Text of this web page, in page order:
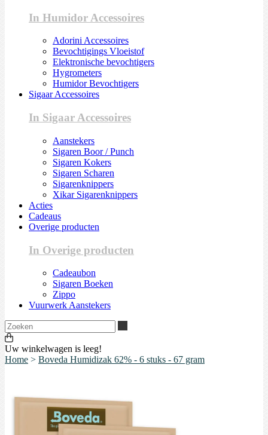
In Humidor Accessoires
Adorini Accessoires
Bevochtigings Vloeistof
Elektronische bevochtigers
Hygrometers
Humidor Bevochtigers
Sigaar Accessoires
In Sigaar Accessoires
Aanstekers
Sigaren Boor / Punch
Sigaren Kokers
Sigaren Scharen
Sigarenknippers
Xikar Sigarenknippers
Acties
Cadeaus
Overige producten
In Overige producten
Cadeaubon
Sigaren Boeken
Zippo
Vuurwerk Aanstekers
Uw winkelwagen is leeg!
Home > Boveda Humidizak 62% - 6 stuks - 67 gram